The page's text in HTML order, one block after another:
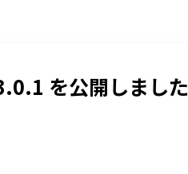
を公開しました